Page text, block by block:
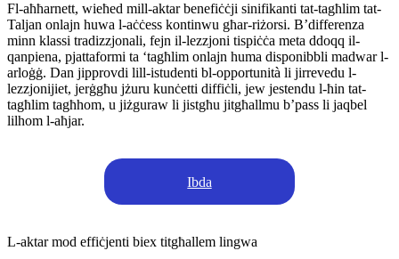
Fl-aħħarnett, wieħed mill-aktar benefiċċji sinifikanti tat-tagħlim tat-
Taljan onlajn huwa l-aċċess kontinwu għar-riżorsi. B’differenza
minn klassi tradizzjonali, fejn il-lezzjoni tispiċċa meta ddoqq il-
qanpiena, pjattaformi ta ‘tagħlim onlajn huma disponibbli madwar l-
arloġġ. Dan jipprovdi lill-istudenti bl-opportunità li jirrevedu l-
lezzjonijiet, jerġgħu jżuru kunċetti diffiċli, jew jestendu l-ħin tat-
tagħlim tagħhom, u jiżguraw li jistgħu jitgħallmu b’pass li jaqbel
lilhom l-aħjar.
Ibda
L-aktar mod effiċjenti biex titgħallem lingwa